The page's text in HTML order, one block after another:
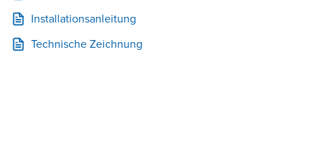
Installationsanleitung
Technische Zeichnung